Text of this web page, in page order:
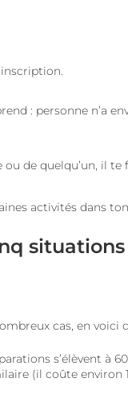
: personne n’a
de quelqu’un, il te
activités dans
cas, en voici
s’élèvent à
(il coûte environ